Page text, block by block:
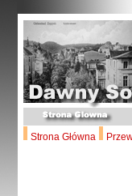
Strona Główna